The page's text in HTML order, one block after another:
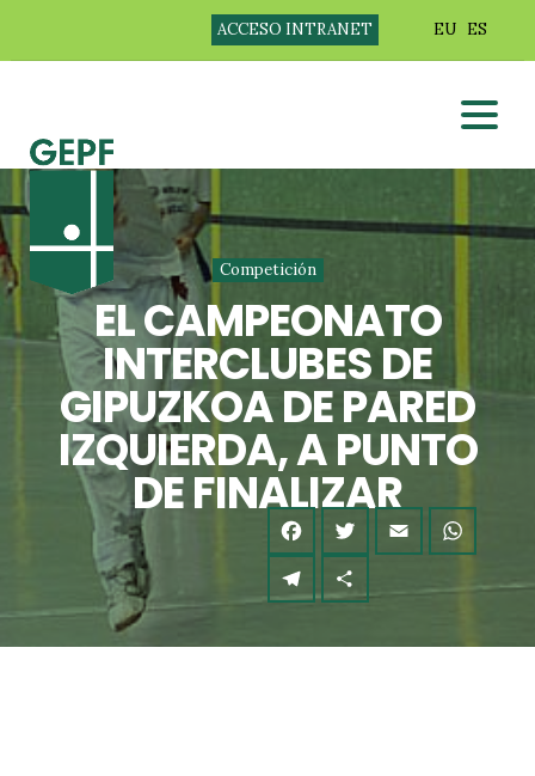
ACCESO INTRANET EU ES
Competición
EL CAMPEONATO
INTERCLUBES DE
GIPUZKOA DE PARED
IZQUIERDA, A PUNTO
DE FINALIZAR